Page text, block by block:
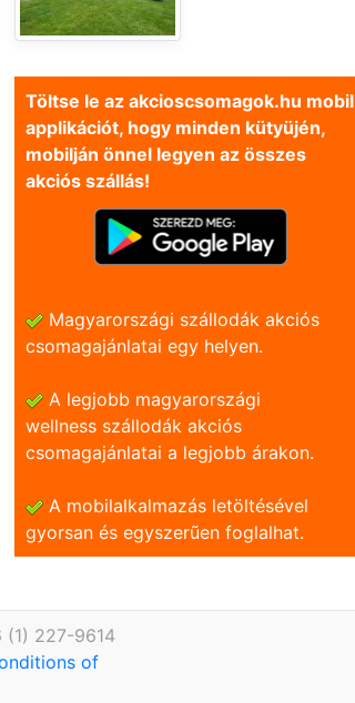
Töltse le az akcioscsomagok.hu mobil
applikációt, hogy minden kütyüjén,
mobilján önnel legyen az összes
akciós szállás!
Magyarországi szállodák akciós
csomagajánlatai egy helyen.
A legjobb magyarországi
wellness szállodák akciós
csomagajánlatai a legjobb árakon.
A mobilalkalmazás letöltésével
gyorsan és egyszerũen foglalhat.
227-9614
of